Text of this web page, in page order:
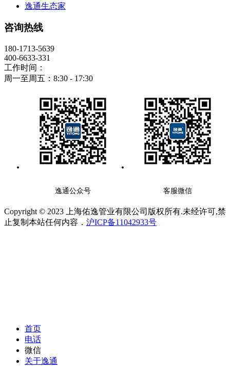
逸通生态家
咨询热线
180-1713-5639
400-6633-331
工作时间：
周一至周五：8:30 - 17:30
逸通公众号 客服微信
Copyright © 2023 上海佑逸管业有限公司版权所有.未经许可,禁
止复制本站任何内容． 沪ICP备11042933号
首页
电话
微信
关于逸通